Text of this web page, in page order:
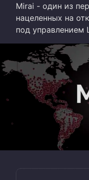
Mirai - один из
нацеленных на
под управлением